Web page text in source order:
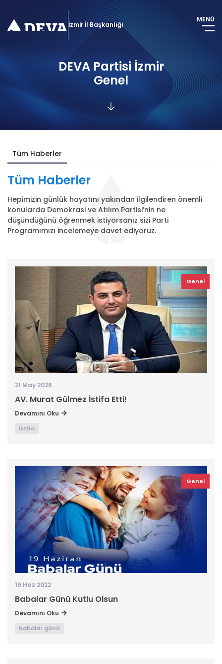
İzmir İl Başkanlığı
MENÜ
DEVA Partisi İzmir
Genel
Tüm Haberler
Tüm Haberler
Hepimizin günlük hayatını yakından ilgilendiren önemli
konularda Demokrasi ve Atılım Partisi’nin ne
düşündüğünü öğrenmek istiyorsanız sizi Parti
Programımızı incelemeye davet ediyoruz.
Genel
21 May 2026
AV. Murat Gülmez İstifa Etti!
Devamını Oku
istifa
Genel
19 Haz 2022
Babalar Günü Kutlu Olsun
Devamını Oku
babalar günü